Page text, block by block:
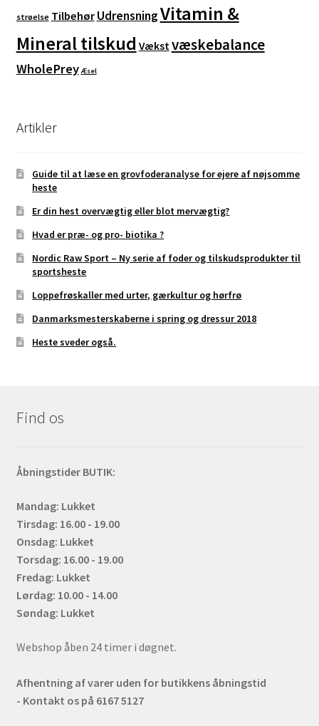
strøelse Tilbehør UdrensningVitamin &
Mineral tilskud Vækst væskebalance
WholePrey Æsel
Artikler
Guide til at læse en grovfoderanalyse for ejere af nøjsomme
heste
Er din hest overvægtig eller blot mervægtig?
Hvad er præ- og pro- biotika ?
Nordic Raw Sport – Ny serie af foder og tilskudsprodukter til
sportsheste
Loppefrøskaller med urter, gærkultur og hørfrø
Danmarksmesterskaberne i spring og dressur 2018
Heste sveder også.
Find os
Åbningstider BUTIK:
Mandag: Lukket
Tirsdag: 16.00 - 19.00
Onsdag: Lukket
Torsdag: 16.00 - 19.00
Fredag: Lukket
Lørdag: 10.00 - 14.00
Søndag: Lukket
Webshop åben 24 timer i døgnet.
Afhentning af varer uden for butikkens åbningstid
- Kontakt os på 6167 5127